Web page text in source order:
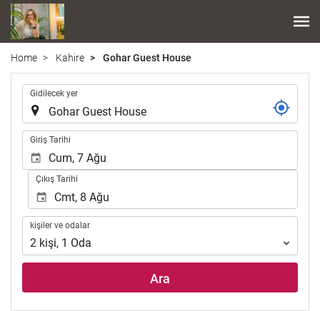
Home Kahire Gohar Guest House
Gidilecek yer
Giriş Tarihi
Çıkış Tarihi
kişiler
ve
odalar
kişiler ve odalar
2 kişi, 1 Oda
Ara